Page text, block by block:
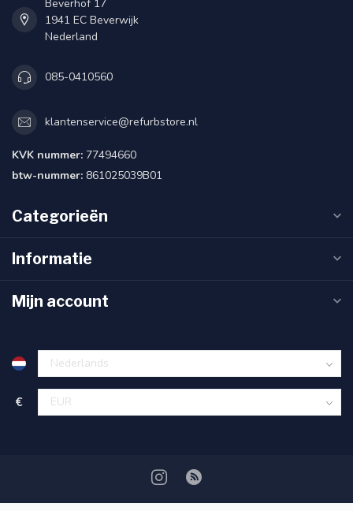
Beverhof 17
1941 EC Beverwijk
Nederland
085-0410560
klantenservice@refurbstore.nl
KVK nummer: 77494660
btw-nummer: 861025039B01
Categorieën
Informatie
Mijn account
€